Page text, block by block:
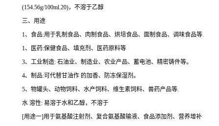
(154.56g/100ml.20)，不溶于乙醇
三、用途
1、食品:用于乳制食品、肉制食品、烘培食品、面制食品、调味食品等.
1、医药:保健食品、填充剂、医药原料等
3、工业制造: 石油业、制造业、农业产品、蓄电池、精密铸件等。
4、制品:可代替甘油作 的加香、防冻保湿剂。
5、物罐头、动物饲料、水产饲料、维生素饲料、兽药产品等.
水 溶性: 易溶于水和乙醇，不溶于
[用途一]用于氨基酸注射剂、复合氨基酸输液、食品添加剂、营养增补